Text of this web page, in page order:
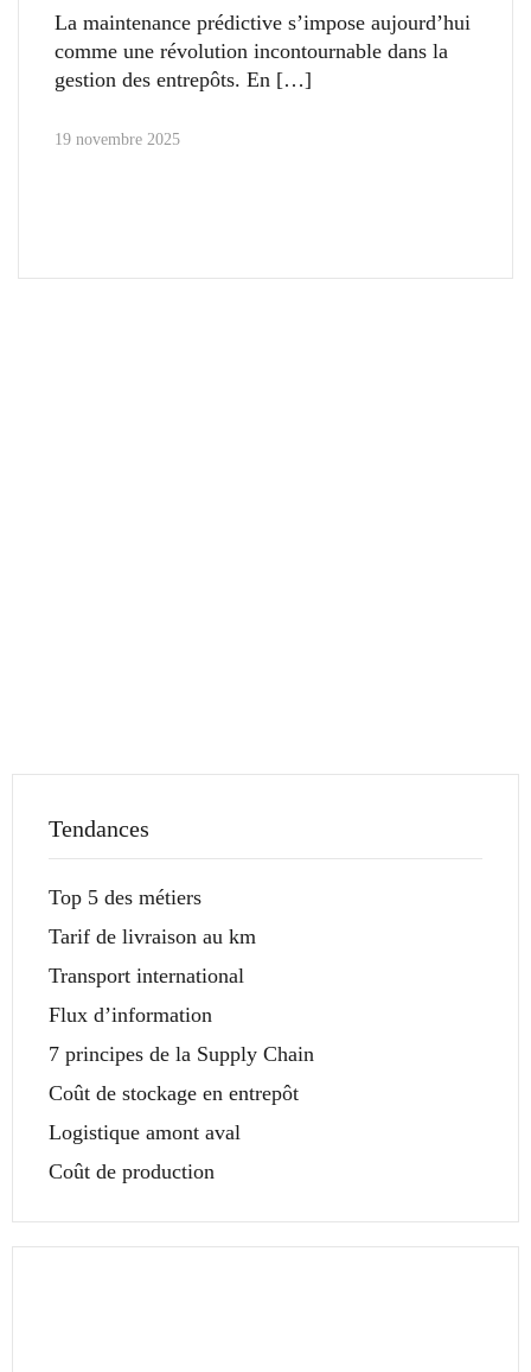
La maintenance prédictive s’impose aujourd’hui
comme une révolution incontournable dans la
gestion des entrepôts. En
19 novembre 2025
Tendances
Top 5 des métiers
Tarif de livraison au km
Transport international
Flux d’information
7 principes de la Supply Chain
Coût de stockage en entrepôt
Logistique amont aval
Coût de production